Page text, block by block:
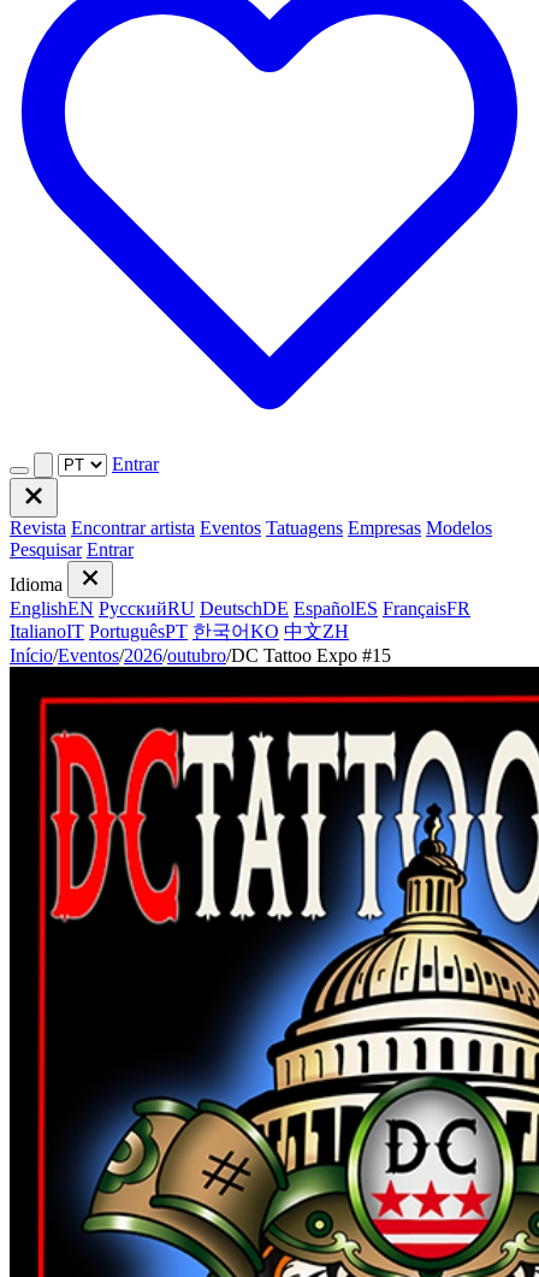
Entrar
Revista Encontrar artista Eventos Tatuagens Empresas Modelos
Pesquisar Entrar
Idioma
EnglishEN РусскийRU DeutschDE EspañolES FrançaisFR
ItalianoIT PortuguêsPT 한국어KO 中文ZH
Início/Eventos/2026/outubro/DC Tattoo Expo #15